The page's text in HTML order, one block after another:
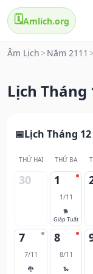
🗓️Amlich.org
Âm Lịch > Năm 2111 >
Lịch Tháng
Lịch Tháng
THỨ HAI THỨ BA
30 1
1/11
🐕
Giáp Tuất
7
7/11
🐉
8
8/11
🐍